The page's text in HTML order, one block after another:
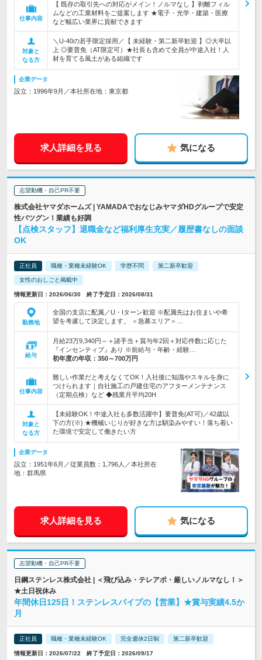
仕事内容
【 既存の取引先への対応がメイン！ノルマなし 】剥離フィル
ムなどの工業材料をご提案します ★電子・光学・建築・医療
など幅広い業界に貢献できます
対象と
なる方
＼U-40の若手限定採用／【 未経験・第二新卒歓迎 】◎大卒以
上 ◎要普免（AT限定可）★社長も含めて全員が中途入社！人
材を育てる風土がある組織です
企業データ
設立：1996年9月／本社所在地：東京都
求人詳細を見る 気になる
志望動機・自己PR不要
株式会社ヤマダホームズ | YAMADAでおなじみヤマダHDグループで安定
性バツグン！業績も好調
【点検スタッフ】退職金など福利厚生充実／履歴書なしの面談
OK
正社員 職種・業種未経験OK 学歴不問 第二新卒歓迎
女性のおしごと掲載中
情報更新日：2026/06/30 終了予定日：2026/08/31
勤務地
全国の支店に配属／U・Iターン歓迎 ※配属先はお住まいや希
望を考慮して決定します。 ＜急募エリア＞…
給与
月給23万9,340円～＋諸手当＋賞与年2回＋対応件数に応じた
『インセンティブ』あり ※前給与・年齢・経験…
初年度の年収： 350～700万円
仕事内容
難しい作業だと考えなくてOK！入社後に知識やスキルを身に
つけられます｜自社施工の戸建住宅のアフターメンテナンス
（定期点検）など ◆残業月平均20H
対象と
なる方
【未経験OK！中途入社も多数活躍中】要普免(AT可)／42歳以
下の方(※) ★機械いじりが好きな方は馴染みやすい！落ち着い
た環境で安定して働きたい方
企業データ
設立：1951年6月／従業員数：1,796人／本社所在
地：群馬県
求人詳細を見る 気になる
志望動機・自己PR不要
日鋼ステンレス株式会社 | ＜飛び込み・テレアポ・厳しいノルマなし！＞
★土日祝休み
年間休日125日！ステンレスパイプの【営業】★賞与実績4.5か
月
正社員 職種・業種未経験OK 完全週休2日制 第二新卒歓迎
情報更新日：2026/07/22 終了予定日：2026/09/17